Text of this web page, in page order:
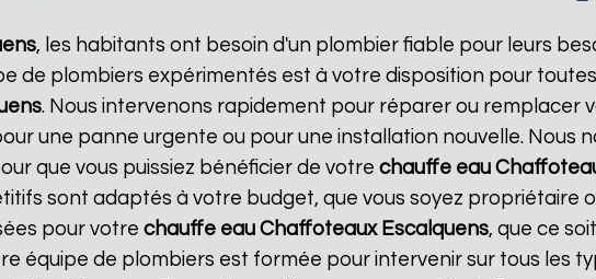
, les habitants ont besoin d'un plombier fiable pour leurs
de plombiers expérimentés est à votre disposition pour
. Nous intervenons rapidement pour réparer ou remplacer
une panne urgente ou pour une installation nouvelle. Nous
que vous puissiez bénéficier de votre chauffe eau
sont adaptés à votre budget, que vous soyez propriétaire
pour votre chauffe eau Chaffoteaux Escalquens, que ce
équipe de plombiers est formée pour intervenir sur tous les